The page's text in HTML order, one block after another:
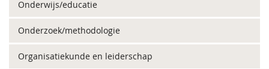
Onderwijs/educatie
Onderzoek/methodologie
Organisatiekunde en leiderschap